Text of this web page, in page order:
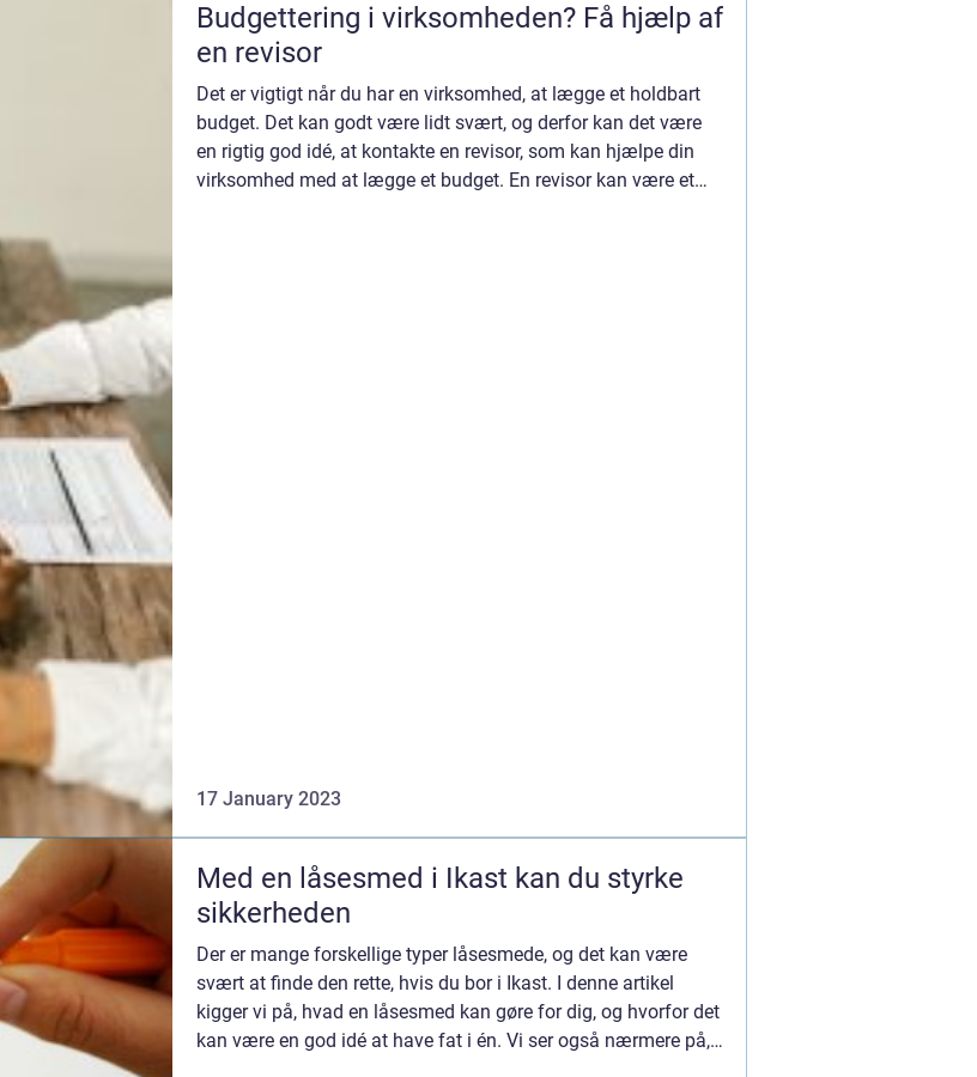
Budgettering i virksomheden? Få hjælp af
en revisor
Det er vigtigt når du har en virksomhed, at lægge et holdbart
budget. Det kan godt være lidt svært, og derfor kan det være
en rigtig god idé, at kontakte en revisor, som kan hjælpe din
virksomhed med at lægge et budget. En revisor kan være et
17 January 2023
Med en låsesmed i Ikast kan du styrke
sikkerheden
Der er mange forskellige typer låsesmede, og det kan være
svært at finde den rette, hvis du bor i Ikast. I denne artikel
kigger vi på, hvad en låsesmed kan gøre for dig, og hvorfor det
kan være en god idé at have fat i én. Vi ser også nærmere på,